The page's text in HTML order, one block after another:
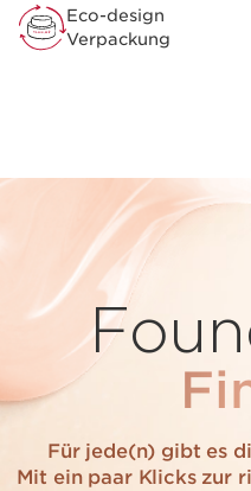
Eco-design
Verpackung
Für jede(n) gibt es
Mit ein paar Klicks zur